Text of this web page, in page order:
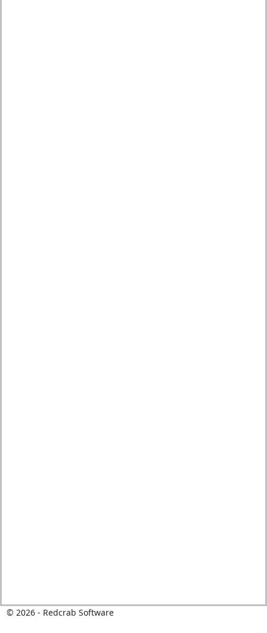
© 2026 - Redcrab Software